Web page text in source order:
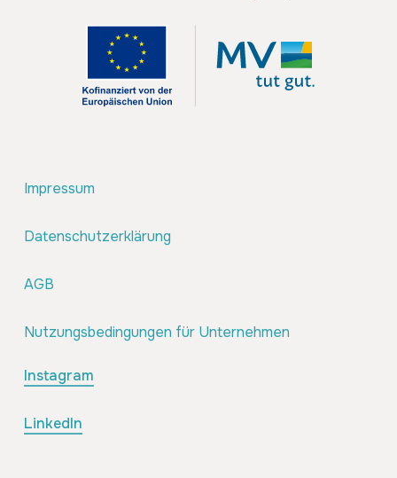
Impressum
Datenschutzerklärung
AGB
Nutzungsbedingungen für Unternehmen
Instagram
LinkedIn